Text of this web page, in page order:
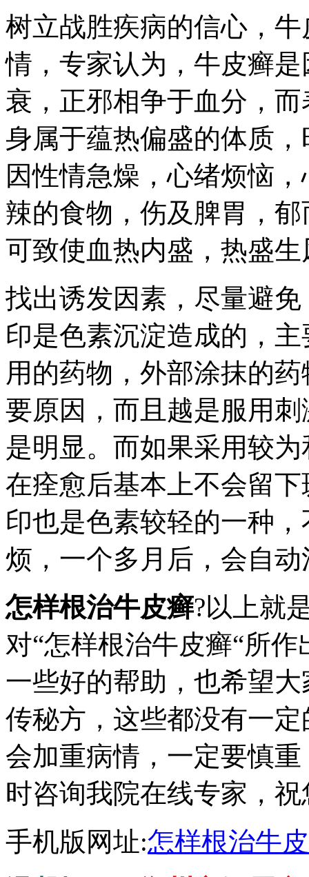
树立战胜疾病的信心，
情，专家认为，牛皮癣
衰，正邪相争于血分，
身属于蕴热偏盛的体质
因性情急燥，心绪烦恼
辣的食物，伤及脾胃，
可致使血热内盛，热盛
找出诱发因素，尽量避
印是色素沉淀造成的，
用的药物，外部涂抹的
要原因，而且越是服用
是明显。而如果采用较
在痊愈后基本上不会留
印也是色素较轻的一种
烦，一个多月后，会自动
怎样根治牛皮癣?以上就
对“怎样根治牛皮癣“所
一些好的帮助，也希望
传秘方，这些都没有一
会加重病情，一定要慎
时咨询我院在线专家，
手机版网址:怎样根治牛